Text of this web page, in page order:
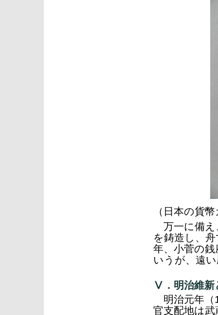
（日本の貨
万一に備え
を鋳造し、
年、小菅の
いうが、遠
Ⅴ．明治維新
明治元年（
官支配地は